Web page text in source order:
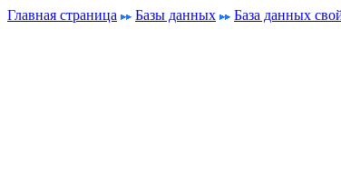
Главная страница Базы данных База данных